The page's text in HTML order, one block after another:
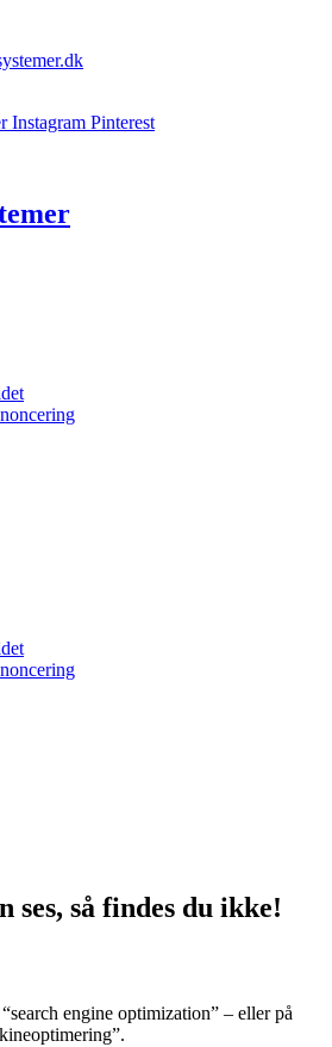
Instagram Pinterest
ses, så findes du ikke!
engine optimization” – eller på